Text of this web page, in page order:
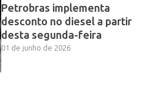
Petrobras implementa
desconto no diesel a partir
desta segunda-feira
01 de junho de 2026